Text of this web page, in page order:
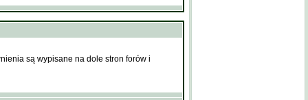
są wypisane na dole stron forów i